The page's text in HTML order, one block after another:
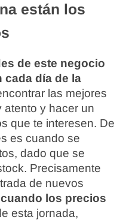
están los
de este negocio
cada día de la
las mejores
atento y hacer un
que te interesen. De
es cuando se
dado que se
Precisamente
de nuevos
los precios
esta jornada,